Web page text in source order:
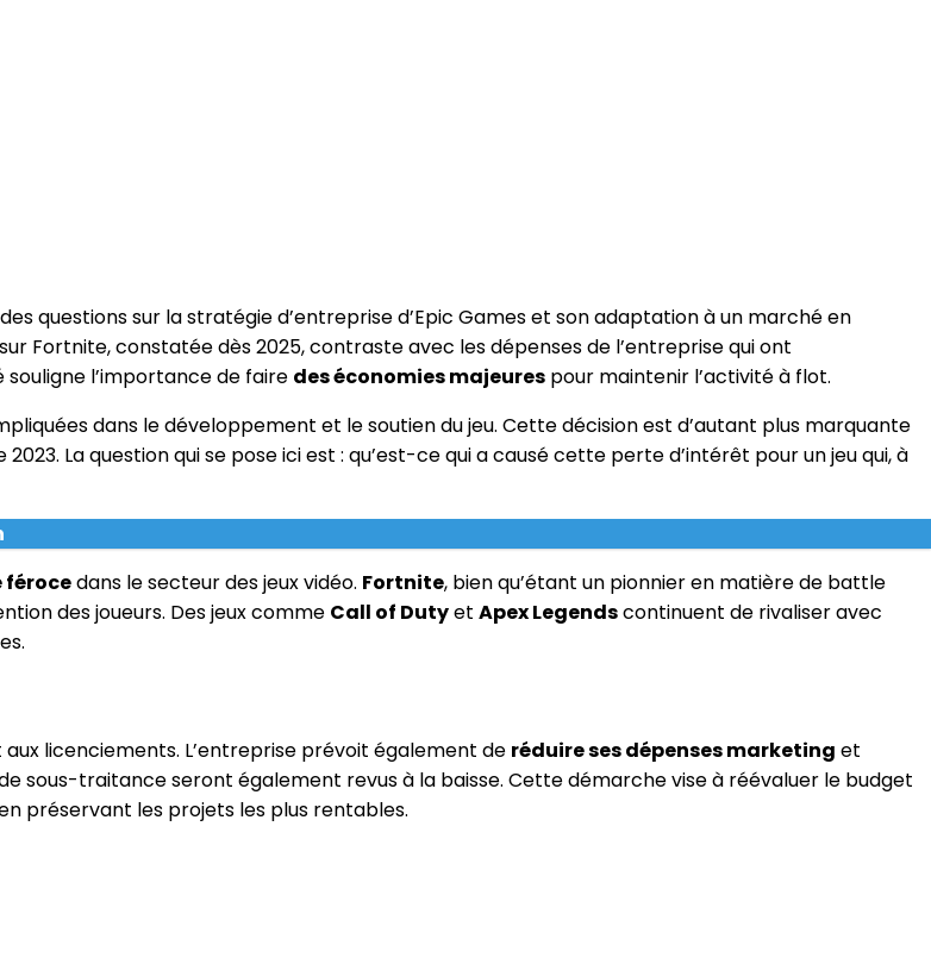
questions sur la stratégie d’entreprise d’Epic Games et son adaptation à un marché en
Fortnite, constatée dès 2025, contraste avec les dépenses de l’entreprise qui ont
l’importance de faire des économies majeures pour maintenir l’activité à flot.
dans le développement et le soutien du jeu. Cette décision est d’autant plus marquante
La question qui se pose ici est : qu’est-ce qui a causé cette perte d’intérêt pour un jeu qui, à
férocedans le secteur des jeux vidéo. Fortnite, bien qu’étant un pionnier en matière de battle
des joueurs. Des jeux comme Call of Dutyet Apex Legendscontinuent de rivaliser avec
licenciements. L’entreprise prévoit également de réduire ses dépenses marketing et
sous-traitance seront également revus à la baisse. Cette démarche vise à réévaluer le budget
préservant les projets les plus rentables.